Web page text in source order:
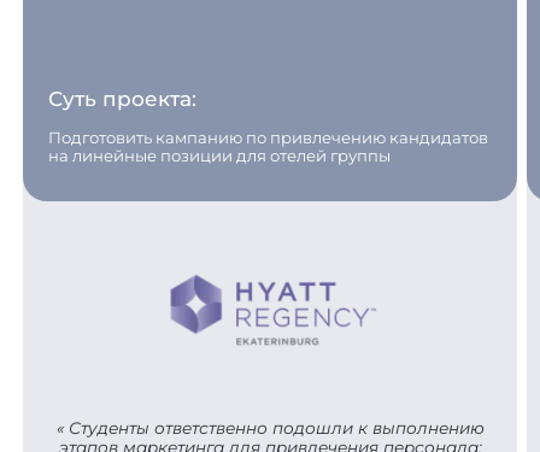
Суть проекта:
Подготовить кампанию по привлечению кандидатов
на линейные позиции для отелей группы
Студенты ответственно подошли к выполнению
этапов маркетинга для привлечения персонала: